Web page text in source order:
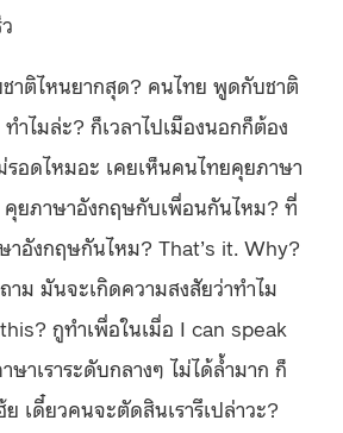
าติไหนยากสุด? คนไทย พูดกับชาติ
ำไมล่ะ? ก็เวลาไปเมืองนอกก็ต้อง
อดไหมอะ เคยเห็นคนไทยคุยภาษา
ยภาษาอังกฤษกับเพื่อนกันไหม? ที่
อังกฤษกันไหม? That’s it. Why?
าม มันจะเกิดความสงสัยว่าทำไม
กูทำเพื่อในเมื่อ I can speak
ษาเราระดับกลางๆ ไม่ได้ล้ำมาก ก็
เดี๋ยวคนจะตัดสินเรารึเปล่าวะ?